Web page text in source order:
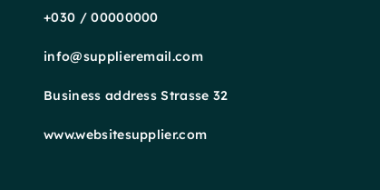
+030 / 00000000
info@supplieremail.com
Business address Strasse 32
www.websitesupplier.com